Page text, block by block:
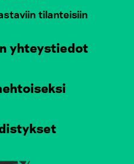
tilanteisiin
yhteystiedot